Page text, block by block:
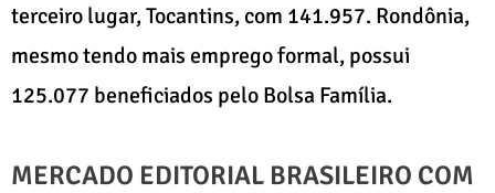
terceiro lugar, Tocantins, com 141.957. Rondônia,
mesmo tendo mais emprego formal, possui
125.077 beneficiados pelo Bolsa Família.
MERCADO EDITORIAL BRASILEIRO COM